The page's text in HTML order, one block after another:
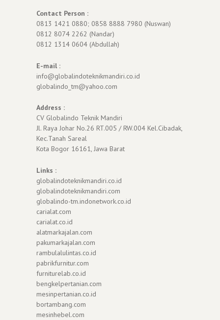
Contact Person :
0813 1421 0880; 0858 8888 7980 (Nuswan)
0812 8074 2262 (Nandar)
0812 1314 0604 (Abdullah)
E-mail :
info@globalindoteknikmandiri.co.id
globalindo_tm@yahoo.com
Address :
CV Globalindo Teknik Mandiri
Jl. Raya Johar No.26 RT.005 / RW.004 Kel.Cibadak,
Kec.Tanah Sareal
Kota Bogor 16161, Jawa Barat
Links :
globalindoteknikmandiri.co.id
globalindoteknikmandiri.com
globalindo-tm.indonetwork.co.id
carialat.com
carialat.co.id
alatmarkajalan.com
pakumarkajalan.com
rambulalulintas.co.id
pabrikfurnitur.com
furniturelab.co.id
bengkelpertanian.com
mesinpertanian.co.id
bortambang.com
mesinhebel.com